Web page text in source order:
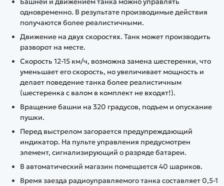
одновременно. В результате производимые действия
получаются более реалистичными.
Движение на двух скоростях. Танк может производить
разворот на месте.
Скорость 12-15 км/ч, возможна замена шестеренки, что
уменьшает его скорость, но увеличивает мощность и
делает поведение танка более реалистичным
(шестеренка с валом в комплект не входят!).
Вращение башни на 320 градусов, подъем и опускание
пушки.
Перед выстрелом загорается предупреждающий
индикатор. На пульте управления предусмотрен
элемент, сигнализирующий о разряде батареи.
В автоматический магазин помещается 40 шариков.
Время заезда радиоуправляемого танка составляет 0,5-1